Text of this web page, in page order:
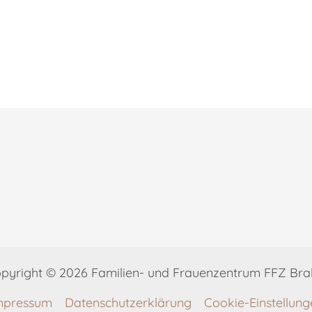
© 2026 Familien- und Frauenzentrum FFZ
Datenschutzerklärung Cookie-